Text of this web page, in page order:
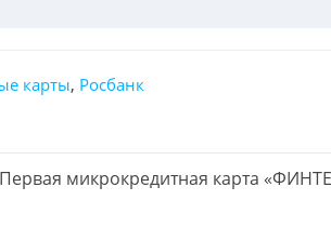
карты, Росбанк
С
Первая микрокредитная карта